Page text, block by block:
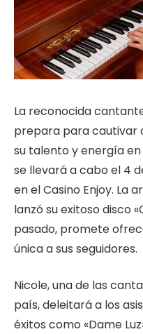
La reconocida
prepara para cautivar
su talento y energía
se llevará a cabo el 4
en el Casino Enjoy. La
lanzó su exitoso disco
pasado, promete
única a sus seguidores.
Nicole, una de las
país, deleitará a los
éxitos como «Dame